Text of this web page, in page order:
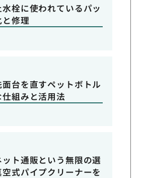
水栓に使われているパッ
と修理
台を直すペットボトル
組みと活用法
ト通販という無限の選
式パイプクリーナーを